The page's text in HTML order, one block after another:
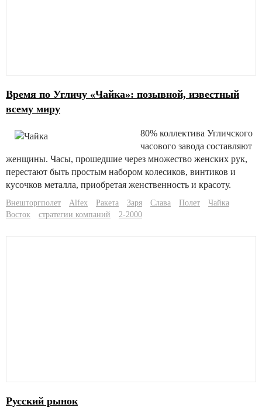
Время по Угличу «Чайка»: позывной, известный
всему миру
80% коллектива Угличского
часового завода составляют
женщины. Часы, прошедшие через множество женских рук,
перестают быть простым набором колесиков, винтиков и
кусочков металла, приобретая женственность и красоту.
Внешторгполет Alfex Ракета Заря Слава Полет
Чайка
Восток
стратегии компаний 2-2000
Русский рынок